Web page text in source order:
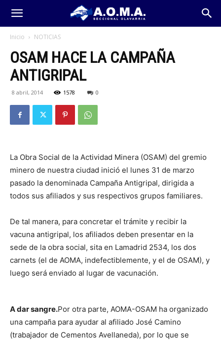
Inicio NOTICIAS
OSAM HACE LA CAMPAÑA
ANTIGRIPAL
8 abril, 2014 1578 0
La Obra Social de la Actividad Minera (OSAM) del gremio
minero de nuestra ciudad inició el lunes 31 de marzo
pasado la denominada Campaña Antigripal, dirigida a
todos sus afiliados y sus respectivos grupos familiares.
De tal manera, para concretar el trámite y recibir la
vacuna antigripal, los afiliados deben presentar en la
sede de la obra social, sita en Lamadrid 2534, los dos
carnets (el de AOMA, indefectiblemente, y el de OSAM), y
luego será enviado al lugar de vacunación.
A dar sangre.Por otra parte, AOMA-OSAM ha organizado
una campaña para ayudar al afiliado José Camino
(trabajador de Cementos Avellaneda), por lo que se